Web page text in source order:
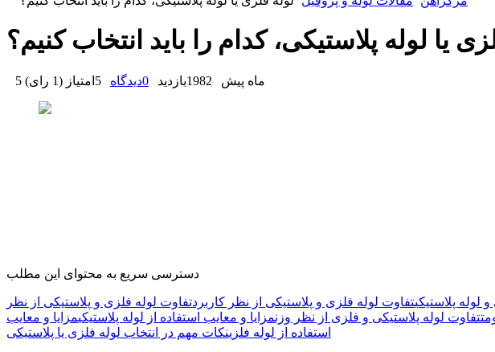
یا لوله پلاستیکی، کدام را باید انتخاب کنیم؟
5 ماه پیش 1982بازدید 0دیدگاه 5 امتیاز (1 رای )
دسترسی سریع به محتوای این مطلب
لوله پلاستیکیتفاوت لوله فلزی و پلاستیکی از نظر کاربردتفاوت لوله فلزی و پلاستیکی از نظر
تفاوت لوله پلاستیکی و فلزی از نظر وزنمزایا و معایب استفاده از لوله پلاستیکیمزایا و معایب
استفاده از لوله فلزینکات مهم در انتخاب لوله فلزی یا پلاستیکی